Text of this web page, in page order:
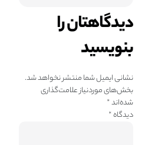
دیدگاهتان را
بنویسید
نشانی ایمیل شما منتشر نخواهد شد.
بخش‌های موردنیاز علامت‌گذاری
شده‌اند*
دیدگاه*